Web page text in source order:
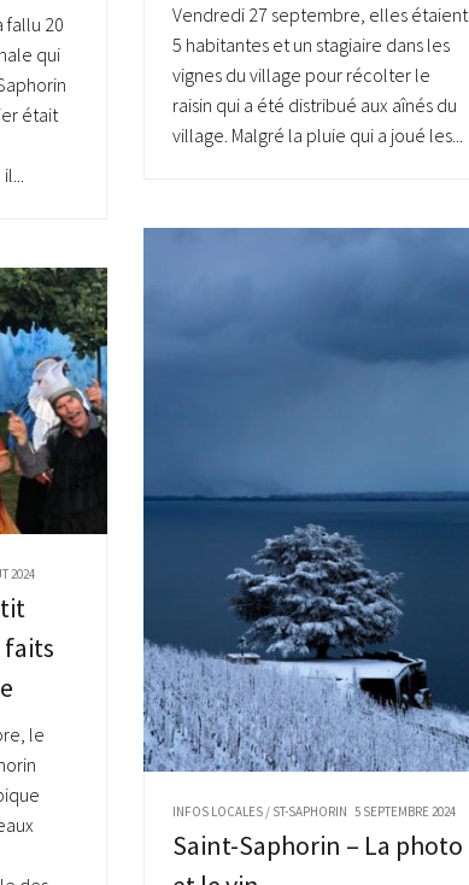
Vendredi 27 septembre, elles étaient
5 habitantes et un stagiaire dans les
vignes du village pour récolter le
raisin qui a été distribué aux aînés du
village. Malgré la pluie qui a joué les...
fallu 20
qui
était
INFOS LOCALES/ ST-SAPHORIN 5 SEPTEMBRE 2024
Saint-Saphorin – La photo
2024
faits
le